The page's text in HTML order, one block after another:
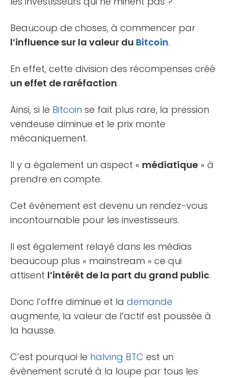
Beaucoup de choses, à commencer par
l’influence sur la valeur du Bitcoin.
En effet, cette division des récompenses créé
un effet de raréfaction.
Ainsi, si le Bitcoin se fait plus rare, la pression
vendeuse diminue et le prix monte
mécaniquement.
Il y a également un aspect « médiatique » à
prendre en compte.
Cet évènement est devenu un rendez-vous
incontournable pour les investisseurs.
Il est également relayé dans les médias
beaucoup plus « mainstream » ce qui
attisent l’intérêt de la part du grand public.
Donc l’offre diminue et la demande
augmente, la valeur de l’actif est poussée à
la hausse.
C’est pourquoi le halving BTC est un
évènement scruté à la loupe par tous les